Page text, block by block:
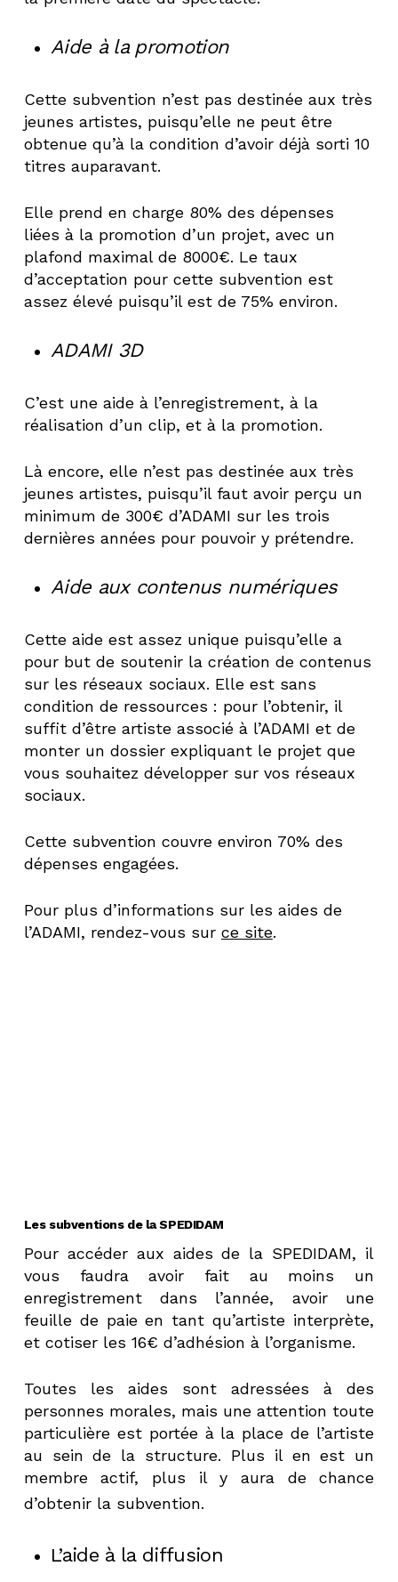
Aide à la promotion
Cette subvention n’est pas destinée aux très
jeunes artistes, puisqu’elle ne peut être
obtenue qu’à la condition d’avoir déjà sorti 10
titres auparavant.
Elle prend en charge 80% des dépenses
liées à la promotion d’un projet, avec un
plafond maximal de 8000€. Le taux
d’acceptation pour cette subvention est
assez élevé puisqu’il est de 75% environ.
ADAMI 3D
C’est une aide à l’enregistrement, à la
réalisation d’un clip, et à la promotion.
Là encore, elle n’est pas destinée aux très
jeunes artistes, puisqu’il faut avoir perçu un
minimum de 300€ d’ADAMI sur les trois
dernières années pour pouvoir y prétendre.
Aide aux contenus numériques
Cette aide est assez unique puisqu’elle a
pour but de soutenir la création de contenus
sur les réseaux sociaux. Elle est sans
condition de ressources : pour l’obtenir, il
suffit d’être artiste associé à l’ADAMI et de
monter un dossier expliquant le projet que
vous souhaitez développer sur vos réseaux
sociaux.
Cette subvention couvre environ 70% des
dépenses engagées.
Pour plus d’informations sur les aides de
l’ADAMI, rendez-vous sur ce site.
Les subventions de la SPEDIDAM
Pour accéder aux aides de la SPEDIDAM, il
vous faudra avoir fait au moins un
enregistrement dans l’année, avoir une
feuille de paie en tant qu’artiste interprète,
et cotiser les 16€ d’adhésion à l’organisme.
Toutes les aides sont adressées à des
personnes morales, mais une attention toute
particulière est portée à la place de l’artiste
au sein de la structure. Plus il en est un
membre actif, plus il y aura de chance
d’obtenir la subvention.
L’aide à la diffusion